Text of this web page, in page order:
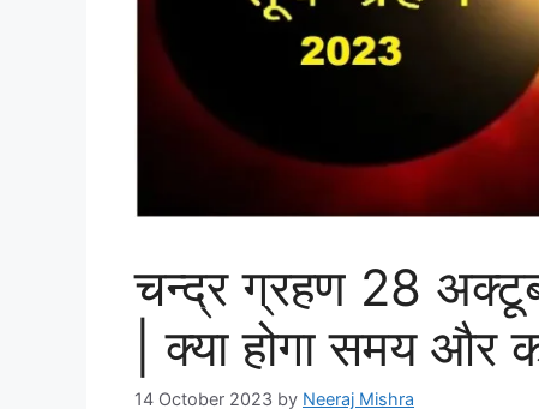
चन्द्र ग्रहण 28
| क्या होगा समय और
14 October 2023 by Neeraj Mishra